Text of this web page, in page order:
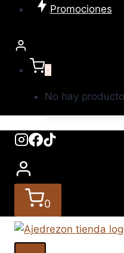
Promociones
0
No hay
0